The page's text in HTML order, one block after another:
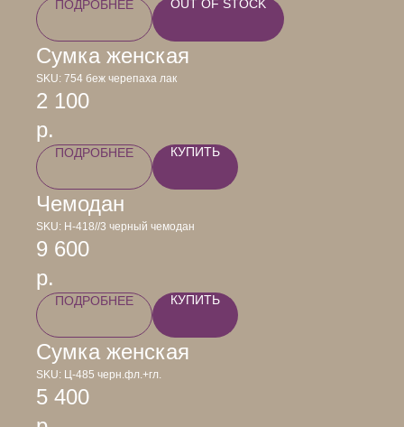
ПОДРОБНЕЕ OUT OF STOCK
Сумка женская
SKU: 754 беж черепаха лак
2 100
р.
ПОДРОБНЕЕ КУПИТЬ
Чемодан
SKU: Н-418//3 черный чемодан
9 600
р.
ПОДРОБНЕЕ КУПИТЬ
Сумка женская
SKU: Ц-485 черн.фл.+гл.
5 400